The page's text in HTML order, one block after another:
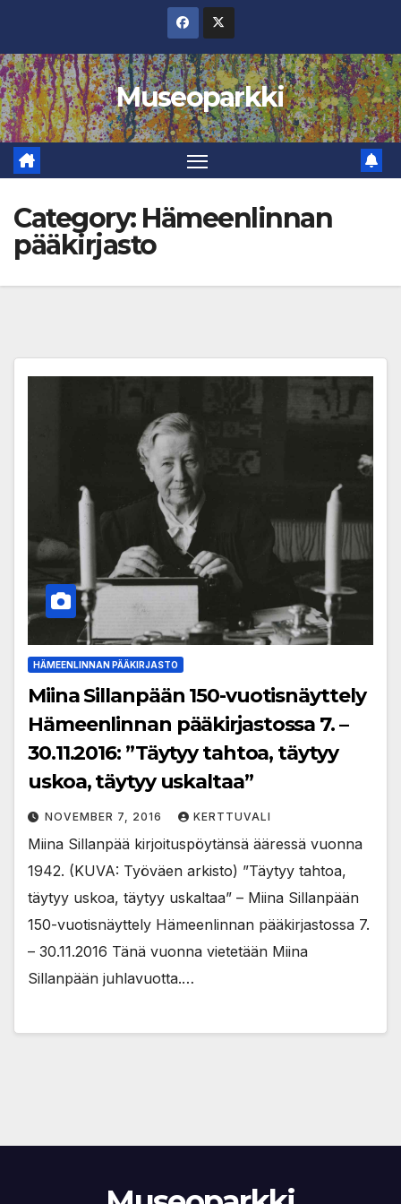
content
Museoparkki
Category: Hämeenlinnan
pääkirjasto
HÄMEENLINNAN PÄÄKIRJASTO
Miina Sillanpään 150-vuotisnäyttely
Hämeenlinnan pääkirjastossa 7. –
30.11.2016: ”Täytyy tahtoa, täytyy
uskoa, täytyy uskaltaa”
NOVEMBER 7, 2016 KERTTUVALI
Miina Sillanpää kirjoituspöytänsä ääressä vuonna
1942. (KUVA: Työväen arkisto) ”Täytyy tahtoa,
täytyy uskoa, täytyy uskaltaa” – Miina Sillanpään
150-vuotisnäyttely Hämeenlinnan pääkirjastossa 7.
– 30.11.2016 Tänä vuonna vietetään Miina
Sillanpään juhlavuotta.…